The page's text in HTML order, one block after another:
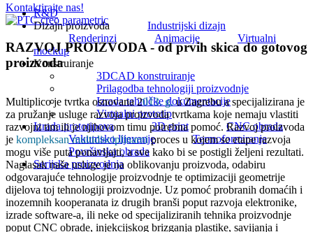
R&D
Dizajn proizvoda
Industrijski dizajn
Renderinzi
Animacije
Virtualni
mockup
Konstruiranje
3DCAD konstruiranje
Prilagodba tehnologiji proizvodnje
Izrada tehničke dokumentacije
Virtualni prototip
Izrada prototipova
3D print
CNC obrada
Vakumsko lijevanje
Termoformiranje
Površinska obrada
Serijska proizvodnja
Kontaktirajte nas!
RAZVOJ PROIZVODA - od prvih skica do gotovog
proizvoda
Multiplico je tvrtka osnovana 2013. g.u Zagrebu a specijalizirana je
za pružanje usluge razvoja proizvoda tvrtkama koje nemaju vlastiti
razvojni tim ili je njihovom timu potrebna pomoć. Razvoj proizvoda
je kompleksan multidisciplinarniproces u kojem se etape razvoja
mogu više puta ponavljajti, a sve kako bi se postigli željeni rezultati.
Naglasak naše usluge je na oblikovanju proizvoda, odabiru
odgovarajuće tehnologije proizvodnje te optimizaciji geometrije
dijelova toj tehnologiji proizvodnje. Uz pomoć probranih domaćih i
inozemnih kooperanata iz drugih branši poput razvoja elektronike,
izrade software-a, ili neke od specijaliziranih tehnika proizvodnje
poput CNC obrade, injekcijskog brizganja plastike, savijanja i